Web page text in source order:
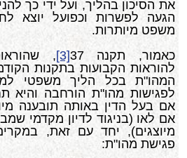
את הסיכון בהליך, ועל ידי כך
הגעה לפשרות וכפועל יוצא
משפט מיותרות.
כאמור, תקנה 37
[3]
,
להוראות הקבועות בתקנות
המהו"ת בכל הליך משפטי
לפגישות מהו"ת הורחבה והיא
אם בעל הדין באותה תובענה
אם לאו (בניגוד לדיון מקדמי
מיוצגים), יחד עם זאת,
פגישת מהו"ת: